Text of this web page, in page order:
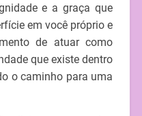
e a graça que
em você próprio e
de atuar como
que existe dentro
o caminho para uma